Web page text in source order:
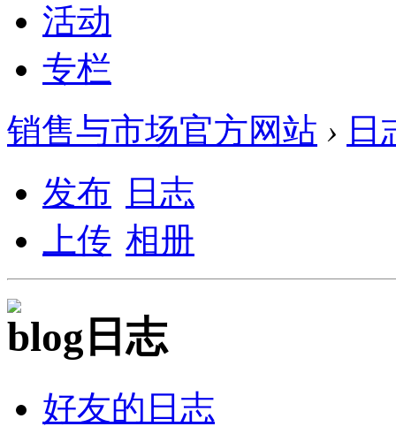
活动
专栏
销售与市场官方网站 › 日
发布
日志
上传 相册
日志
好友的日志